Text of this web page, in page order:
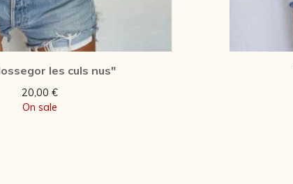
les culs nus"
20,00 €
On sale